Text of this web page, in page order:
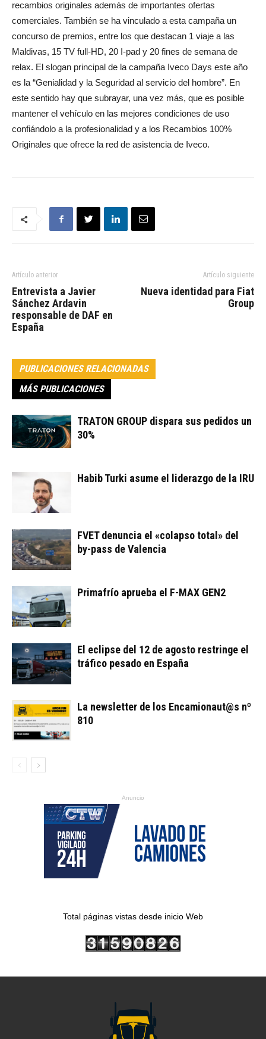
recambios originales además de importantes ofertas
comerciales. También se ha vinculado a esta campaña un
concurso de premios, entre los que destacan 1 viaje a las
Maldivas, 15 TV full-HD, 20 I-pad y 20 fines de semana de
relax. El slogan principal de la campaña Iveco Days este año
es la “Genialidad y la Seguridad al servicio del hombre”. En
este sentido hay que subrayar, una vez más, que es posible
mantener el vehículo en las mejores condiciones de uso
confiándolo a la profesionalidad y a los Recambios 100%
Originales que ofrece la red de asistencia de Iveco.
Artículo anterior
Entrevista a Javier
Sánchez Ardavin
responsable de DAF en
España
Artículo siguiente
Nueva identidad para Fiat
Group
PUBLICACIONES RELACIONADAS
MÁS PUBLICACIONES
TRATON GROUP dispara sus pedidos un
30%
Habib Turki asume el liderazgo de la IRU
FVET denuncia el «colapso total» del
by-pass de Valencia
Primafrío aprueba el F-MAX GEN2
El eclipse del 12 de agosto restringe el
tráfico pesado en España
La newsletter de los Encamionaut@s nº
810
Anuncio
Total páginas vistas desde inicio Web